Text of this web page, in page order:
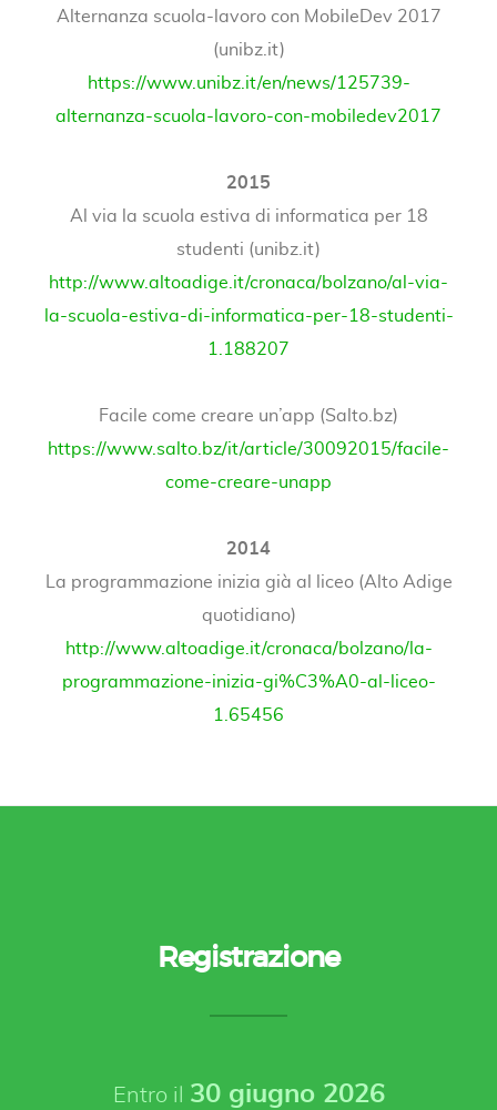
Alternanza scuola-lavoro con MobileDev 2017
(unibz.it)
https://www.unibz.it/en/news/125739-
alternanza-scuola-lavoro-con-mobiledev2017
2015
Al via la scuola estiva di informatica per 18
studenti (unibz.it)
http://www.altoadige.it/cronaca/bolzano/al-via-
la-scuola-estiva-di-informatica-per-18-studenti-
1.188207
Facile come creare un’app (Salto.bz)
https://www.salto.bz/it/article/30092015/facile-
come-creare-unapp
2014
La programmazione inizia già al liceo (Alto Adige
quotidiano)
http://www.altoadige.it/cronaca/bolzano/la-
programmazione-inizia-gi%C3%A0-al-liceo-
1.65456
Registrazione
Entro il 30 giugno 2026